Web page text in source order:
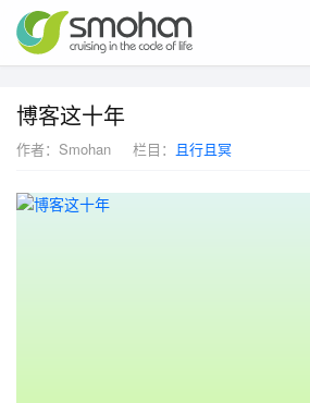
博客这十年
作者： Smohan 栏目： 且行且冥